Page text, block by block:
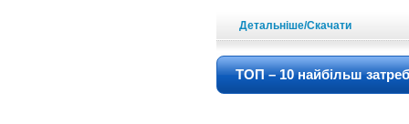
Детальніше/Скачати
ТОП – 10 найбільш